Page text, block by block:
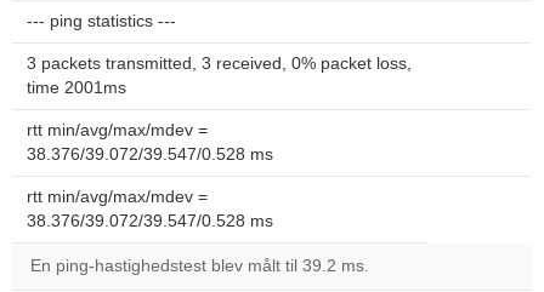
--- ping statistics ---
3 packets transmitted, 3 received, 0% packet loss,
time 2001ms
rtt min/avg/max/mdev =
38.376/39.072/39.547/0.528 ms
rtt min/avg/max/mdev =
38.376/39.072/39.547/0.528 ms
En ping-hastighedstest blev målt til 39.2 ms.